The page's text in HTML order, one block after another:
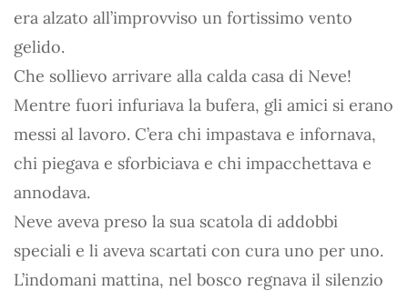
era alzato all’improvviso un fortissimo vento
gelido.
Che sollievo arrivare alla calda casa di Neve!
Mentre fuori infuriava la bufera, gli amici si erano
messi al lavoro. C’era chi impastava e infornava,
chi piegava e sforbiciava e chi impacchettava e
annodava.
Neve aveva preso la sua scatola di addobbi
speciali e li aveva scartati con cura uno per uno.
L’indomani mattina, nel bosco regnava il silenzio